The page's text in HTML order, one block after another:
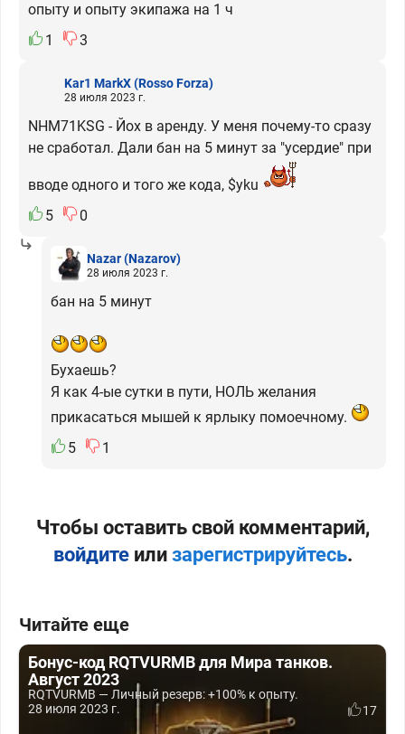
опыту и опыту экипажа на 1 ч
1
3
Kar1 MarkX(Rosso Forza)
28 июля 2023 г.
NHM71KSG - Йох в аренду. У меня почему-то сразу
не сработал. Дали бан на 5 минут за "усердие" при
вводе одного и того же кода, $yku
5
0
Nazar(Nazarov)
28 июля 2023 г.
бан на 5 минут
Бухаешь?
Я как 4-ые сутки в пути, НОЛЬ желания
прикасаться мышей к ярлыку помоечному.
5
1
Чтобы оставить свой комментарий,
войдитеили зарегистрируйтесь.
Читайте еще
Бонус-код RQTVURMB для Мира танков.
Август 2023
RQTVURMB — Личный резерв: +100% к опыту.
28 июля 2023 г.
17